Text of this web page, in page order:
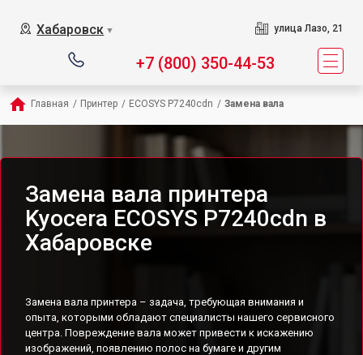
Хабаровск ▼ улица Лазо, 21
+7 (800) 350-44-53
Главная / Принтер / ECOSYS P7240cdn / Замена вала
Замена вала принтера
Kyocera ECOSYS P7240cdn в
Хабаровске
Замена вала принтера – задача, требующая внимания и
опыта, которыми обладают специалисты нашего сервисного
центра. Повреждение вала может привести к искажению
изображений, появлению полос на бумаге и другим